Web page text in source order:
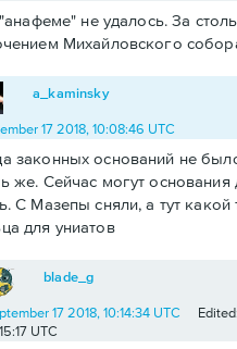
не удалось. За
Михайловского
a_kaminsky
17 2018, 10:08:46 UTC
законных оснований не
же. Сейчас могут основания
С Мазепы сняли, а тут
для униатов
blade_g
17 2018, 10:14:34 UTC
UTC